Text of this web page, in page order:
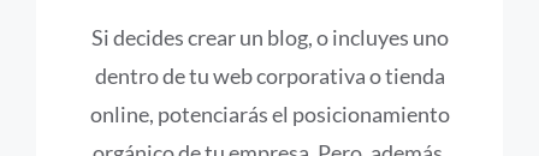
Si decides crear un blog, o incluyes uno
dentro de tu web corporativa o tienda
online, potenciarás el posicionamiento